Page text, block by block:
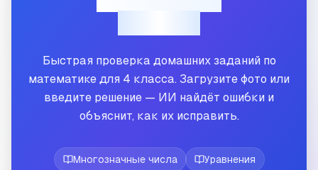
Быстрая проверка домашних заданий по
математике для 4 класса. Загрузите фото или
введите решение — ИИ найдёт ошибки и
объяснит, как их исправить.
Многозначные числа
Уравнения